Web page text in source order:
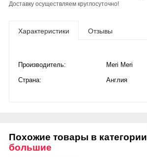
Доставку осуществляем круглосуточно!
Характеристики Отзывы
Производитель: Meri Meri
Страна: Англия
Похожие товары в категории
большие